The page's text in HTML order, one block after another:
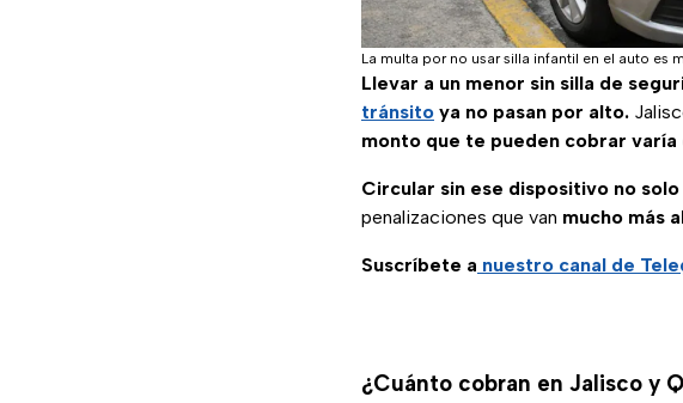
La multa por no usar silla infantil en el auto es
Llevar a un menor sin silla de
tránsito ya no pasan por alto.
monto que te pueden cobrar
Circular sin ese dispositivo no
penalizaciones que van mucho más
Suscríbete a nuestro canal de
¿Cuánto cobran en Jalisco y